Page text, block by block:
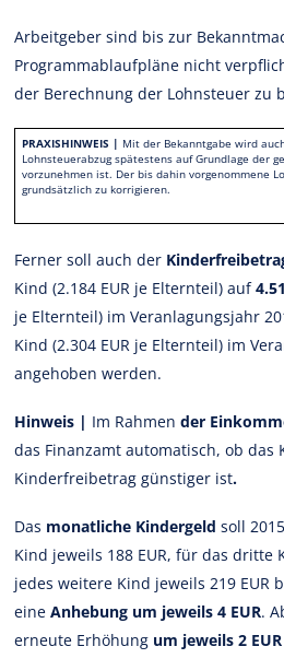
Arbeitgeber sind bis zur
Programmablaufpläne nicht
der Berechnung der Lohnsteuer zu
PRAXISHINWEIS | Mit der Bekanntgabe wird
Lohnsteuerabzug spätestens auf Grundlage der
vorzunehmen ist. Der bis dahin vorgenommene
grundsätzlich zu korrigieren.
Ferner soll auch der
Kind (2.184 EUR je Elternteil) auf
je Elternteil) im Veranlagungsjahr
Kind (2.304 EUR je Elternteil) im
angehoben werden.
Hinweis | Im Rahmender
das Finanzamt automatisch, ob das
Kinderfreibetrag günstiger ist.
Das monatliche Kindergeld soll
Kind jeweils 188 EUR, für das dritte
jedes weitere Kind jeweils 219 EUR
eineAnhebung um jeweils 4 EUR.
erneute Erhöhung um jeweils 2 EUR